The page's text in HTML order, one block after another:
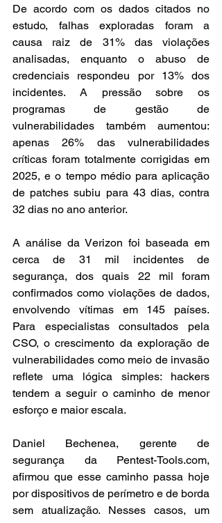
De acordo com os dados citados no
estudo, falhas exploradas foram a
causa raiz de 31% das violações
analisadas, enquanto o abuso de
credenciais respondeu por 13% dos
incidentes. A pressão sobre os
programas de gestão de
vulnerabilidades também aumentou:
apenas 26% das vulnerabilidades
críticas foram totalmente corrigidas em
2025, e o tempo médio para aplicação
de patches subiu para 43 dias, contra
32 dias no ano anterior.
A análise da Verizon foi baseada em
cerca de 31 mil incidentes de
segurança, dos quais 22 mil foram
confirmados como violações de dados,
envolvendo vítimas em 145 países.
Para especialistas consultados pela
CSO, o crescimento da exploração de
vulnerabilidades como meio de invasão
reflete uma lógica simples: hackers
tendem a seguir o caminho de menor
esforço e maior escala.
Daniel Bechenea, gerente de
segurança da Pentest-Tools.com,
afirmou que esse caminho passa hoje
por dispositivos de perímetro e de borda
sem atualização. Nesses casos, um